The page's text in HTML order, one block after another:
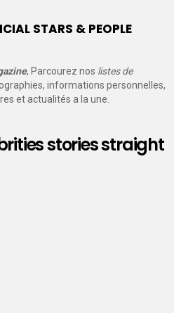
STARS & PEOPLE
, Parcourez nos listes de
informations personnelles,
et actualités a la une.
stories straight